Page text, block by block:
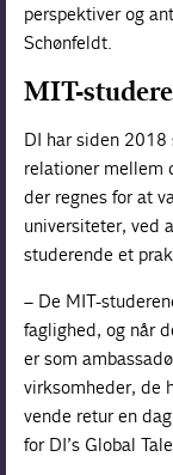
perspektiver og
Schønfeldt.
MIT-
DI har siden
relationer mellem
der regnes for at
universiteter, ved
studerende et
– De MIT-
faglighed, og når
er som
virksomheder, de
vende retur en
for DI’s Global